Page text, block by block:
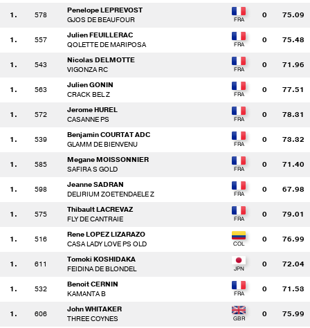
1. 578
Penelope LEPREVOST
GJOS DE BEAUFOUR
0 75.09
1. 557
Julien FEUILLERAC
QOLETTE DE MARIPOSA
0 75.48
1. 543
Nicolas DELMOTTE
VIGONZA RC
0 71.96
1. 563
Julien GONIN
CRACK BEL Z
0 77.51
1. 572
Jerome HUREL
CASANNE PS
0 78.31
1. 539
Benjamin COURTAT ADC
GLAMM DE BIENVENU
0 73.32
1. 585
Megane MOISSONNIER
SAFIRA S GOLD
0 71.40
1. 598
Jeanne SADRAN
DELIRIUM ZOETENDAELE Z
0 67.98
1. 575
Thibault LACREVAZ
FLY DE CANTRAIE
0 79.01
1. 516
Rene LOPEZ LIZARAZO
CASA LADY LOVE PS OLD
0 76.99
1. 611
Tomoki KOSHIDAKA
FEIDINA DE BLONDEL
0 72.04
1. 532
Benoit CERNIN
KAMANTA B
0 71.53
1. 606
John WHITAKER
THREE COYNES
0 75.99